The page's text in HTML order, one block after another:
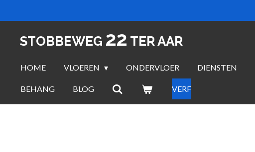
hoofdinhoud
STOBBEWEG 22 TER AAR
HOME VLOEREN ONDERVLOER DIENSTEN
BEHANG BLOG VERF